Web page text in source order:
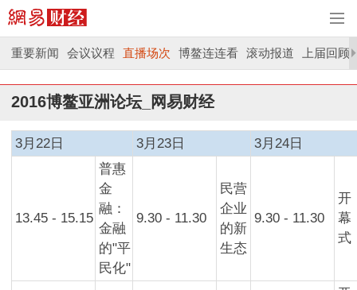
重要新闻 会议议程 直播场次 博鳌连连看 滚动报道 上届回顾
2016博鳌亚洲论坛_网易财经
3月22日 3月23日 3月24日
13.45 - 15.15
普惠
金
融：
金融
的"平
民化"
9.30 - 11.30
民营
企业
的新
生态
9.30 - 11.30
开
幕
式